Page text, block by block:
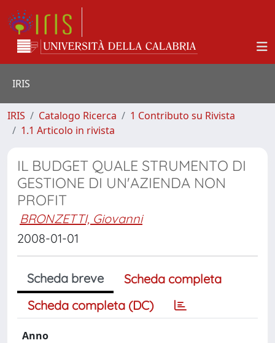
IRIS
IRIS Catalogo Ricerca
1 Contributo su Rivista
1.1 Articolo in rivista
IL BUDGET QUALE STRUMENTO DI
GESTIONE DI UN'AZIENDA NON
PROFIT
BRONZETTI, Giovanni
2008-01-01
Scheda breve
Scheda completa
Scheda completa (DC)
Anno